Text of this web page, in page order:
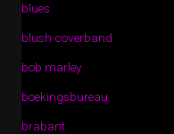
blues
blush coverband
bob marley
boekingsbureau
brabant